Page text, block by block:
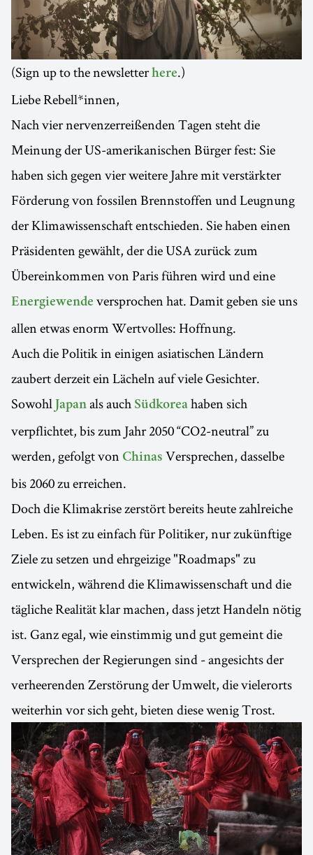
(Sign up to the newsletterhere.)
Liebe Rebell*innen,
Nach vier nervenzerreißenden Tagen steht die
Meinung der US-amerikanischen Bürger fest: Sie
haben sich gegen vier weitere Jahre mit verstärkter
Förderung von fossilen Brennstoffen und Leugnung
der Klimawissenschaft entschieden. Sie haben einen
Präsidenten gewählt, der die USA zurück zum
Übereinkommen von Paris führen wird und eine
Energiewende versprochen hat. Damit geben sie uns
allen etwas enorm Wertvolles: Hoffnung.
Auch die Politik in einigen asiatischen Ländern
zaubert derzeit ein Lächeln auf viele Gesichter.
Sowohl Japan als auch Südkorea haben sich
verpflichtet, bis zum Jahr 2050 “CO2-neutral” zu
werden, gefolgt von Chinas Versprechen, dasselbe
bis 2060 zu erreichen.
Doch die Klimakrise zerstört bereits heute zahlreiche
Leben. Es ist zu einfach für Politiker, nur zukünftige
Ziele zu setzen und ehrgeizige "Roadmaps" zu
entwickeln, während die Klimawissenschaft und die
tägliche Realität klar machen, dass jetzt Handeln nötig
ist. Ganz egal, wie einstimmig und gut gemeint die
Versprechen der Regierungen sind - angesichts der
verheerenden Zerstörung der Umwelt, die vielerorts
weiterhin vor sich geht, bieten diese wenig Trost.